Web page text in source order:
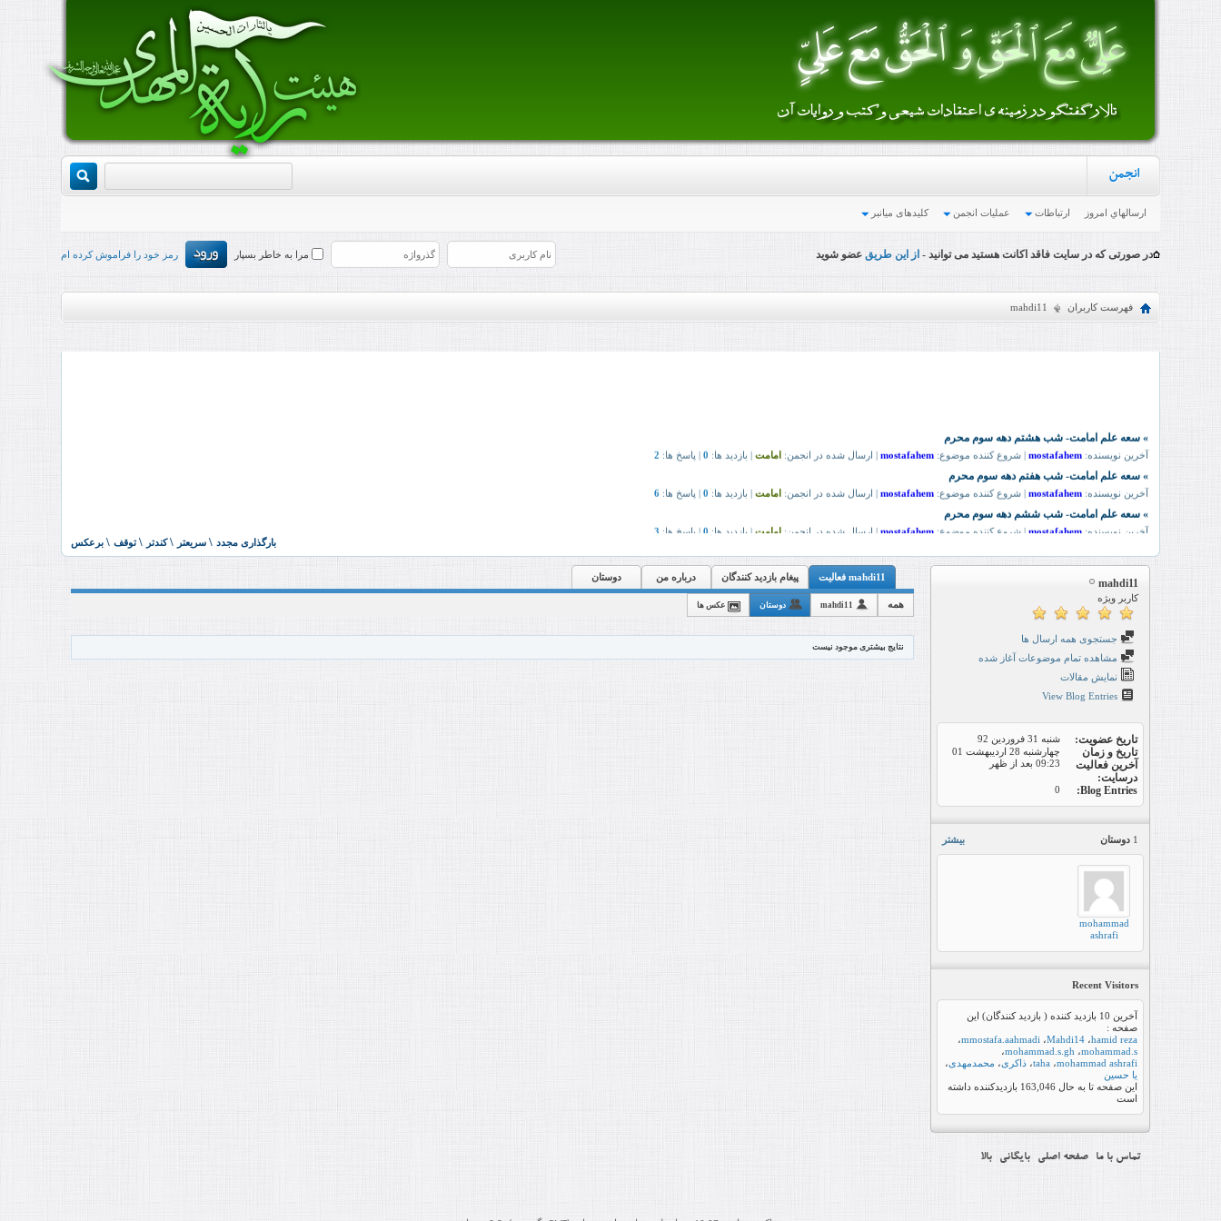
انجمن
ارسالهاي امروز ارتباطات عملیات انجمن کلیدهای میانبر
در صورتی که در سایت فاقد اکانت هستید می توانید - از این طریقعضو شوید مرا به خاطر بسپار رمز خود را فراموش کرده ام
فهرست کاربران mahdi11
mahdi11
کاربر ویژه
جستجوی همه ارسال ها
مشاهده تمام موضوعات آغاز شده
نمایش مقالات
View Blog Entries
تاریخ عضویت شنبه 31 فروردین 92
تاریخ و زمان
آخرین فعالیت
درسایت
چهارشنبه 28 اردیبهشت 01
09:23 بعد از ظهر
Blog Entries
0
بیشتر 1 دوستان
mohammad
ashrafi
Recent Visitors
آخرین 10 بازدید کننده ( بازدید کنندگان) این
صفحه :
hamid reza، Mahdi14، mmostafa.aahmadi،
mohammad.s، mohammad.s.gh،
mohammad ashrafi، taha، ذاکری، محمدمهدی،
یا حسین
این صفحه تا به حال163,046 بازدیدکننده داشته
است
mahdi11 فعالیت پیغام بازدید کنندگان درباره من دوستان
همه mahdi11 دوستان عکس ها
نتایج بیشتری موجود نیست
تماس با ما صفحه اصلی بایگانی بالا